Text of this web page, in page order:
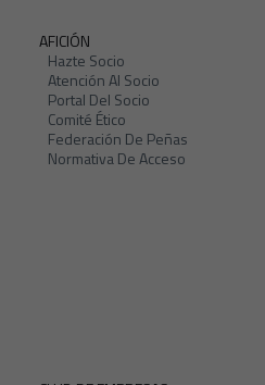
AFICIÓN
Hazte Socio
Atención Al Socio
Portal Del Socio
Comité Ético
Federación De Peñas
Normativa De Acceso